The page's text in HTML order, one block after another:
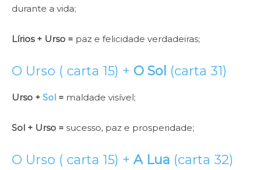
durante a vida;
Lírios + Urso = paz e felicidade verdadeiras;
O Urso ( carta 15) + O Sol (carta 31)
Urso + Sol = maldade visível;
Sol + Urso = sucesso, paz e prosperidade;
O Urso ( carta 15) + A Lua (carta 32)